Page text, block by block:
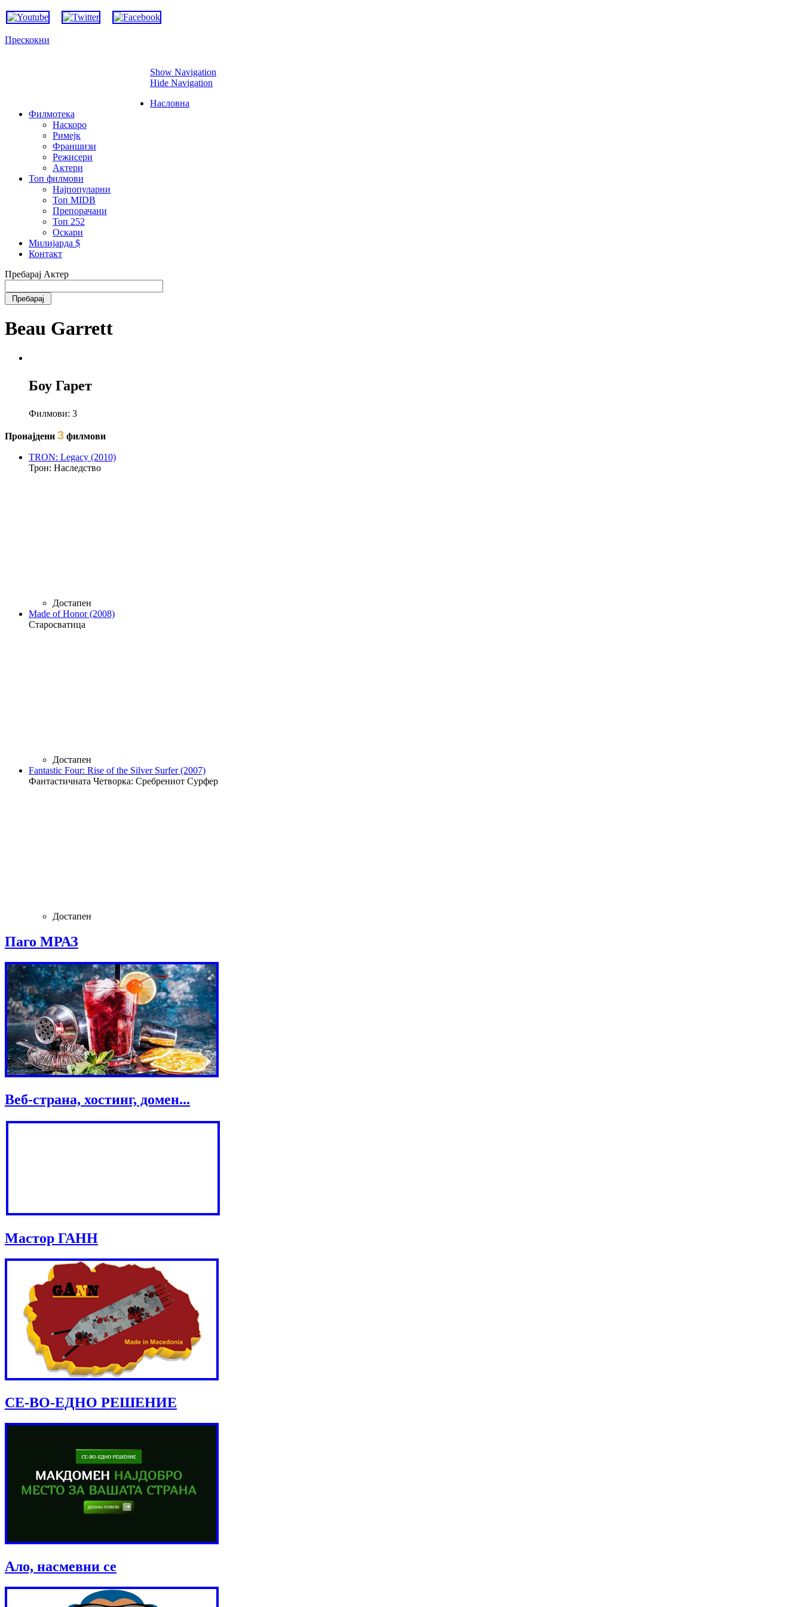
Прескокни
Show Navigation
Hide Navigation
Насловна
Филмотека
Наскоро
Римејк
Франшизи
Режисери
Актери
Топ филмови
Најпопуларни
Топ MIDB
Препорачани
Топ 252
Оскари
Милијарда $
Контакт
Пребарај Актер
Beau Garrett
Боу Гарет
Филмови: 3
Пронајдени 3 филмови
TRON: Legacy (2010)
Трон: Наследство
Достапен
Made of Honor (2008)
Старосватица
Достапен
Fantastic Four: Rise of the Silver Surfer (2007)
Фантастичната Четворка: Сребрениот Сурфер
Достапен
Паго МРАЗ
Веб-страна, хостинг, домен...
Мастор ГАНН
СЕ-ВО-ЕДНО РЕШЕНИЕ
Ало, насмевни се